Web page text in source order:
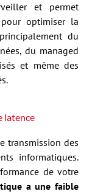
et permet
pour optimiser la
du
du managed
et même des
latence
transmission des
informatiques.
de votre
a une faible